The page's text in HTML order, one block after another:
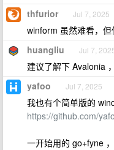
thfurior Jul 7, 2025
winform 虽然难看，
huangliu Jul 7,
建议了解下 Avalonia
yafoo Jul 7, 2025
我也有个简单版的
https://github.com/
一开始用的 go+fyne